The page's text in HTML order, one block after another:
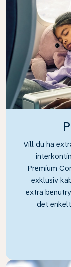
Vill du ha
Premium
exklusiv
extra
det